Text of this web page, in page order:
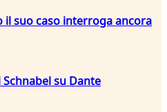
il suo caso interroga ancora
su Dante